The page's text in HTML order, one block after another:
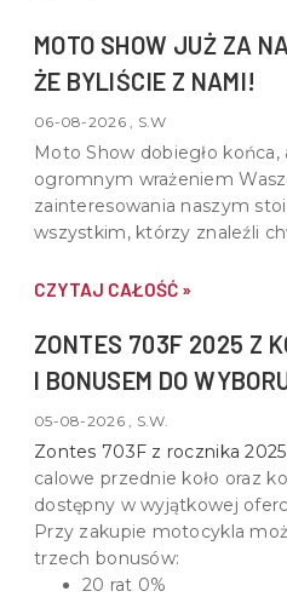
MOTO SHOW JUŻ ZA
ŻE BYLIŚCIE Z NAMI!
06-08-2026 , S.W
Moto Show dobiegło
ogromnym wrażeniem
zainteresowania naszym
wszystkim, którzy znaleźli
do motoryzacji.
CZYTAJ CAŁOŚĆ »
ZONTES 703F 2025 Z
I BONUSEM DO
05-08-2026 , S.W.
Zontes 703F z rocznika 2025
calowe przednie koło oraz
dostępny w wyjątkowej
Przy zakupie motocykla
trzech bonusów:
20 rat 0%